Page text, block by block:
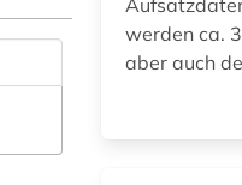
werden ca.
aber auch